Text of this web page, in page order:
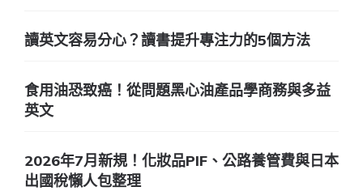
讀英文容易分心？讀書提升專注力的5個方法
食用油恐致癌！從問題黑心油產品學商務與多益
英文
2026年7月新規！化妝品PIF、公路養管費與日本
出國稅懶人包整理